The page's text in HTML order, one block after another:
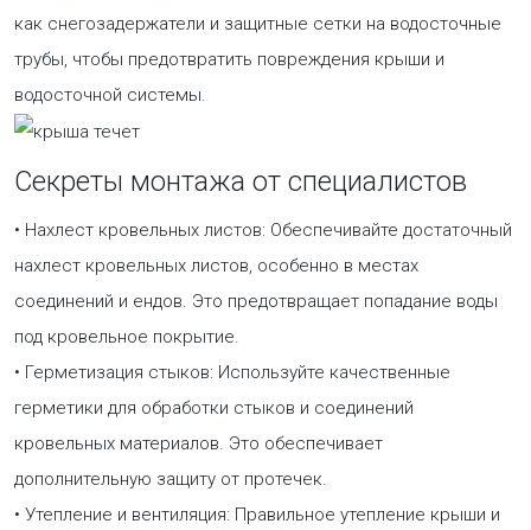
как снегозадержатели и защитные сетки на водосточные
трубы, чтобы предотвратить повреждения крыши и
водосточной системы.
Секреты монтажа от специалистов
• Нахлест кровельных листов: Обеспечивайте достаточный
нахлест кровельных листов, особенно в местах
соединений и ендов. Это предотвращает попадание воды
под кровельное покрытие.
• Герметизация стыков: Используйте качественные
герметики для обработки стыков и соединений
кровельных материалов. Это обеспечивает
дополнительную защиту от протечек.
• Утепление и вентиляция: Правильное утепление крыши и